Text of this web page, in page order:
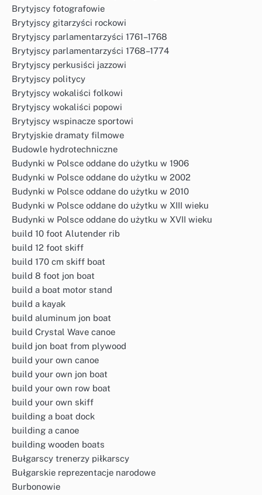
Brytyjscy fotografowie
Brytyjscy gitarzyści rockowi
Brytyjscy parlamentarzyści 1761–1768
Brytyjscy parlamentarzyści 1768–1774
Brytyjscy perkusiści jazzowi
Brytyjscy politycy
Brytyjscy wokaliści folkowi
Brytyjscy wokaliści popowi
Brytyjscy wspinacze sportowi
Brytyjskie dramaty filmowe
Budowle hydrotechniczne
Budynki w Polsce oddane do użytku w 1906
Budynki w Polsce oddane do użytku w 2002
Budynki w Polsce oddane do użytku w 2010
Budynki w Polsce oddane do użytku w XIII wieku
Budynki w Polsce oddane do użytku w XVII wieku
build 10 foot Alutender rib
build 12 foot skiff
build 170 cm skiff boat
build 8 foot jon boat
build a boat motor stand
build a kayak
build aluminum jon boat
build Crystal Wave canoe
build jon boat from plywood
build your own canoe
build your own jon boat
build your own row boat
build your own skiff
building a boat dock
building a canoe
building wooden boats
Bułgarscy trenerzy piłkarscy
Bułgarskie reprezentacje narodowe
Burbonowie